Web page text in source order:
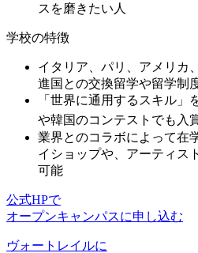
スを磨きたい人
学校の特徴
イタリア、パリ、アメリカ
進国との交換留学や留学制
「世界に通用するスキル」
や韓国のコンテストでも入
業界とのコラボによって在
イショップや、アーティス
可能
公式HPで
オープンキャンパスに申し込む
ヴォートレイルに